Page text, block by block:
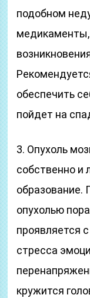
подобном
медикаменты,
обеспечить
пойдет на
3. Опухоль
собственно и
образование.
опухолью
проявляется
стресса
кружится